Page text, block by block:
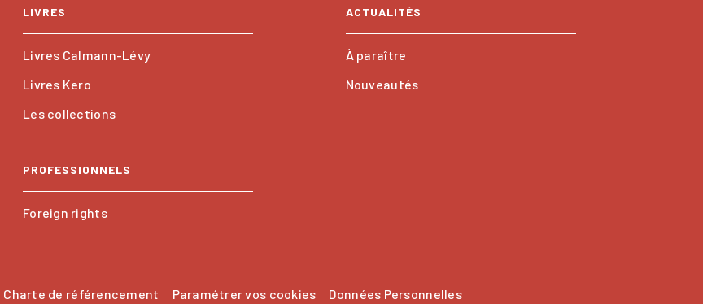
LIVRES
Livres Calmann-Lévy
Livres Kero
Les collections
ACTUALITÉS
À paraître
Nouveautés
PROFESSIONNELS
Foreign rights
Charte de référencement Paramétrer vos cookies Données Personnelles